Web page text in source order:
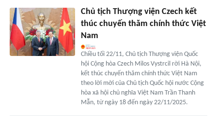
Chủ tịch Thượng viện Czech kết
thúc chuyến thăm chính thức Việt
Nam
Chiều tối 22/11, Chủ tịch Thượng viện Quốc
hội Cộng hòa Czech Milos Vystrcil rời Hà Nội,
kết thúc chuyến thăm chính thức Việt Nam
theo lời mời của Chủ tịch Quốc hội nước Cộng
hòa xã hội chủ nghĩa Việt Nam Trần Thanh
Mẫn, từ ngày 18 đến ngày 22/11/2025.